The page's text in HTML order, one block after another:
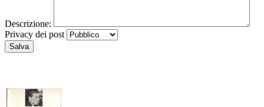
Descrizione:
Privacy dei post
Salva